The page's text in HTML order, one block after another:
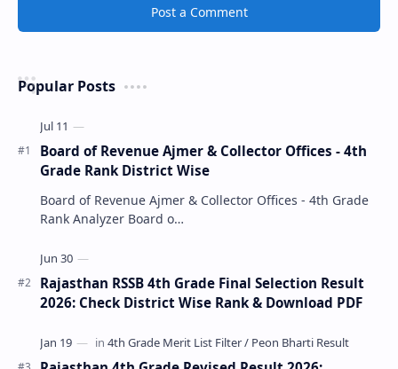
Post a Comment
Popular Posts
Board of Revenue Ajmer & Collector Offices - 4th
Grade Rank District Wise
Board of Revenue Ajmer & Collector Offices - 4th Grade
Rank Analyzer Board o…
Rajasthan RSSB 4th Grade Final Selection Result
2026: Check District Wise Rank & Download PDF